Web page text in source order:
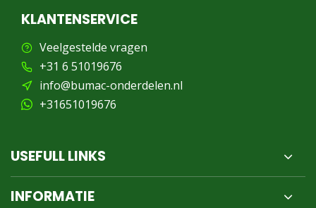
KLANTENSERVICE
Veelgestelde vragen
+31 6 51019676
info@bumac-onderdelen.nl
+31651019676
USEFULL LINKS
INFORMATIE